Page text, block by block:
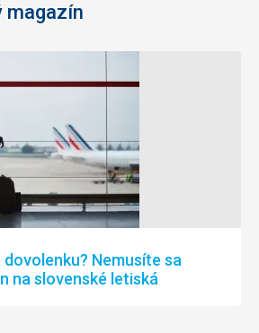
magazín
Nemusíte sa
na slovenské letiská